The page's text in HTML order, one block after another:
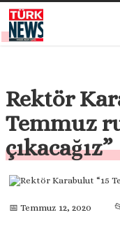
Rektör
Temmuz
çıkacağız”
📅 Temmuz 12, 2020